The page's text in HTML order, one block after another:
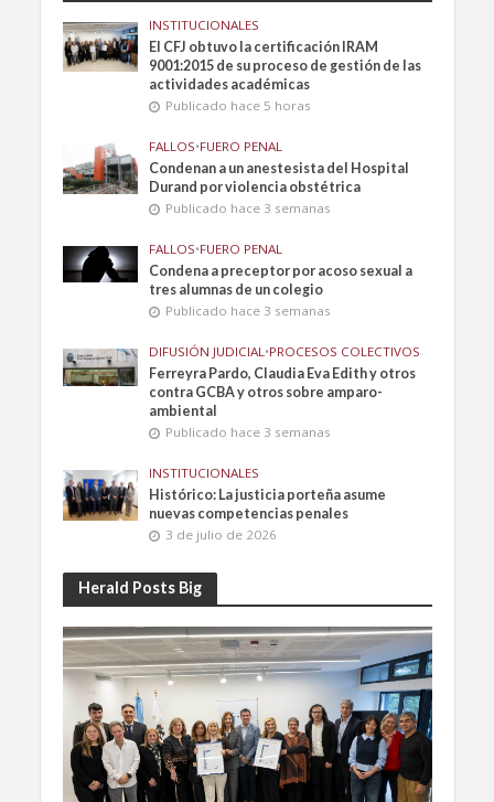
INSTITUCIONALES
El CFJ obtuvo la certificación IRAM
9001:2015 de su proceso de gestión de las
actividades académicas
Publicado hace 5 horas
FALLOS•FUERO PENAL
Condenan a un anestesista del Hospital
Durand por violencia obstétrica
Publicado hace 3 semanas
FALLOS•FUERO PENAL
Condena a preceptor por acoso sexual a
tres alumnas de un colegio
Publicado hace 3 semanas
DIFUSIÓN JUDICIAL •PROCESOS COLECTIVOS
Ferreyra Pardo, Claudia Eva Edith y otros
contra GCBA y otros sobre amparo-
ambiental
Publicado hace 3 semanas
INSTITUCIONALES
Histórico: La justicia porteña asume
nuevas competencias penales
3 de julio de 2026
Herald Posts Big